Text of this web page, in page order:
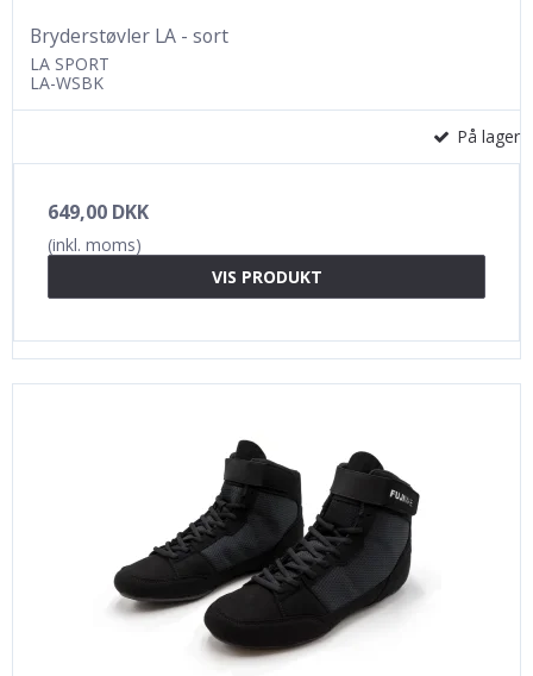
Bryderstøvler LA - sort
LA SPORT
LA-WSBK
På lager
649,00 DKK
(inkl. moms)
VIS PRODUKT